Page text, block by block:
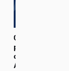
philosophiques
culture
Anciens et les